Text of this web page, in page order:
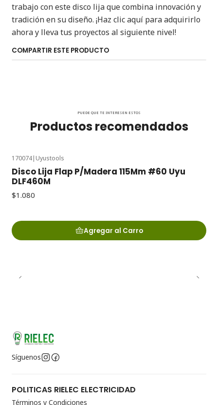
trabajo con este disco lija que combina innovación y
tradición en su diseño. ¡Haz clic aquí para adquirirlo
ahora y lleva tus proyectos al siguiente nivel!
COMPARTIR ESTE PRODUCTO
PUEDE QUE TE INTERESEN ESTOS
Productos recomendados
170074| Uyustools
Disco Lija Flap P/Madera 115Mm #60 Uyu
DLF460M
$1.080
Agregar al Carro
Síguenos
POLITICAS RIELEC ELECTRICIDAD
Términos y Condiciones